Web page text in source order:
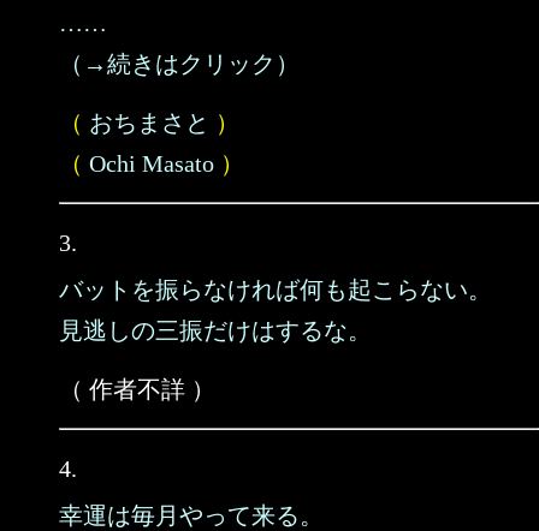
……
（→続きはクリック）
（ おちまさと ）
（ Ochi Masato ）
3.
バットを振らなければ何も起こらない。
見逃しの三振だけはするな。
（ 作者不詳 ）
4.
幸運は毎月やって来る。